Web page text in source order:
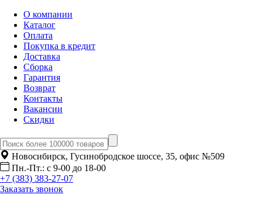
О компании
Каталог
Оплата
Покупка в кредит
Доставка
Сборка
Гарантия
Возврат
Контакты
Вакансии
Скидки
Новосибирск, Гусинобродское шоссе, 35, офис №509
Пн.-Пт.: с 9-00 до 18-00
+7 (383) 383-27-07
Заказать звонок